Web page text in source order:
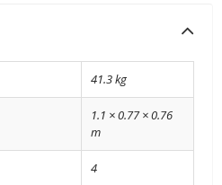
41.3 kg
1.1 × 0.77 × 0.76
m
4